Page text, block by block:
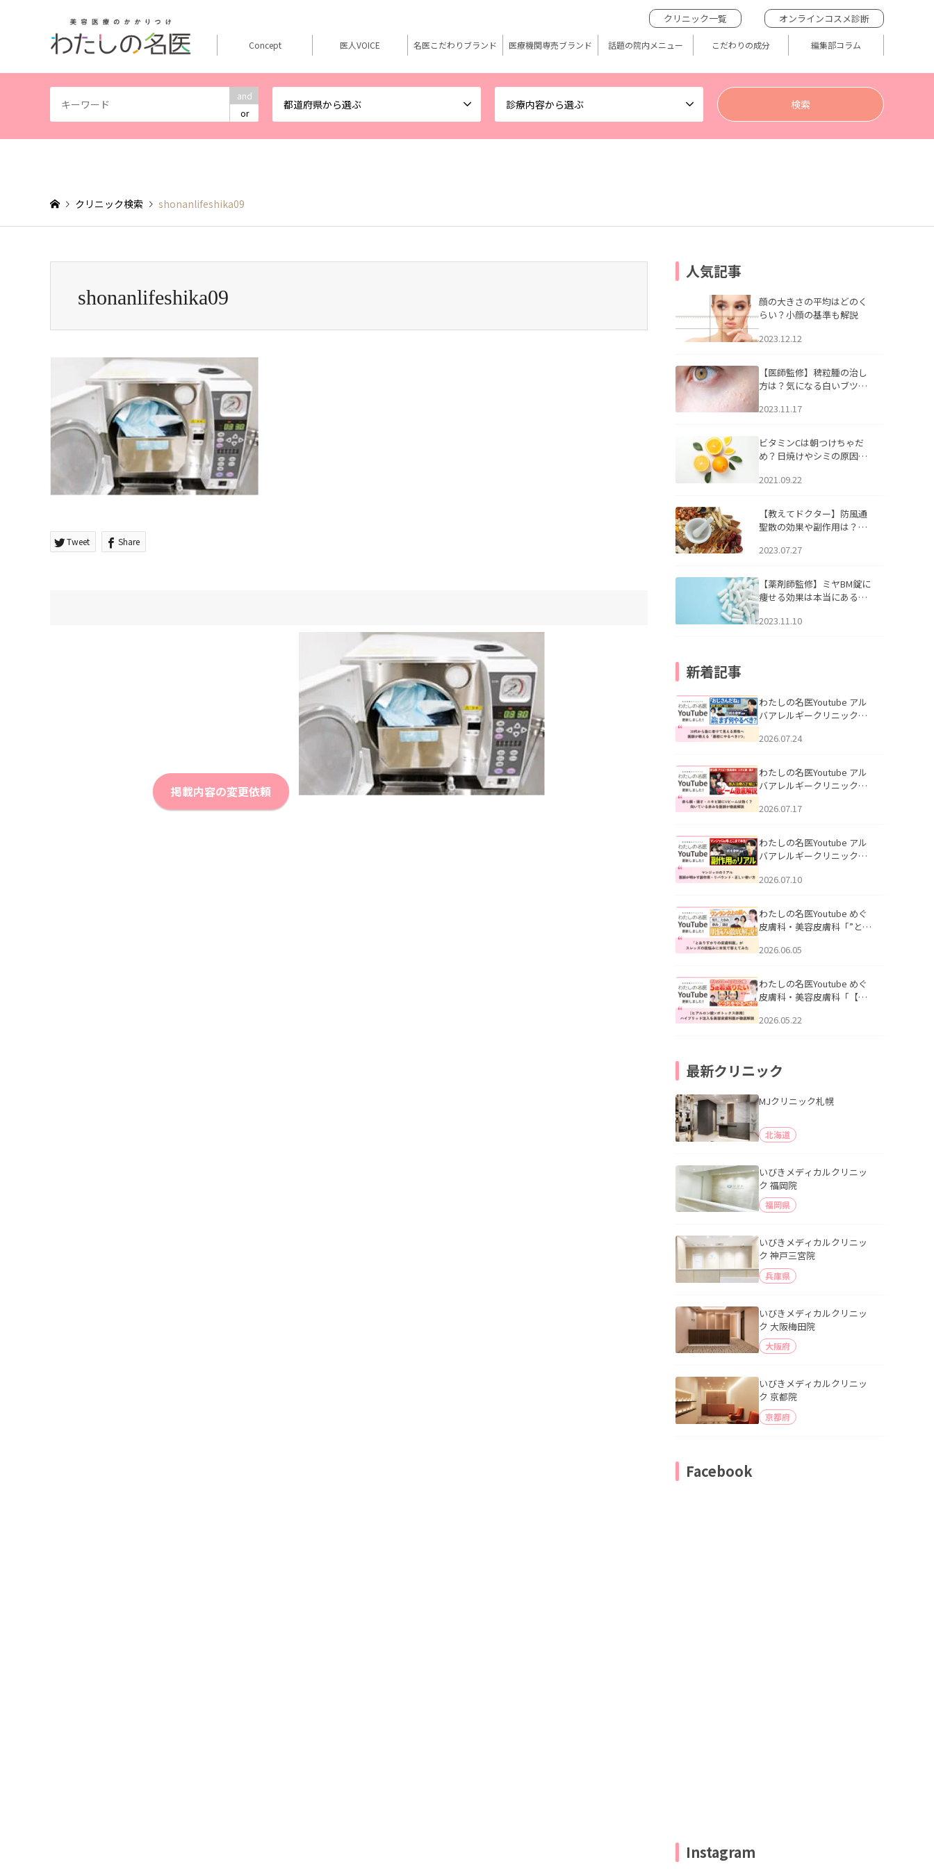
and
or
都道府県から選ぶ 診療内容から選ぶ
クリニック一覧 オンラインコスメ診断
Concept 医人VOICE 名医こだわりブランド 医療機関専売ブランド 話題の院内メニュー こだわりの成分 編集部コラム
クリニック検索 shonanlifeshika09
shonanlifeshika09
Tweet Share
掲載内容の変更依頼
人気記事
顔の大きさの平均はどのく
らい？小顔の基準も解説
2023.12.12
【医師監修】稗粒腫の治し
方は？気になる白いブツブ
アについて
2023.11.17
ビタミンCは朝つけちゃだ
め？日焼けやシミの原因に
2021.09.22
【教えてドクター】防風通
聖散の効果や副作用は？長
2023.07.27
【薬剤師監修】ミヤBM錠に
痩せる効果は本当にある
2023.11.10
新着記事
わたしの名医Youtube アル
バアレルギークリニック札
える男性へ｜医師が教える
公開いたしました。
2026.07.24
わたしの名医Youtube アル
バアレルギークリニック札
跡にVビームは効く？向いて
説」を公開いたしました。
2026.07.17
わたしの名医Youtube アル
バアレルギークリニック札
医師が明かす副作用・リバ
公開いたしました。
2026.07.10
わたしの名医Youtube めぐ
皮膚科・美容皮膚科「”とお
ッズの肌悩みに本気で答え
た。
2026.06.05
わたしの名医Youtube めぐ
皮膚科・美容皮膚科「【ヒ
用】ハイブリッド注入を美
2026.05.22
最新クリニック
MJクリニック札幌
北海道
いびきメディカルクリニッ
ク 福岡院
福岡県
いびきメディカルクリニッ
ク 神戸三宮院
兵庫県
いびきメディカルクリニッ
ク 大阪梅田院
大阪府
いびきメディカルクリニッ
ク 京都院
京都府
Facebook
Instagram